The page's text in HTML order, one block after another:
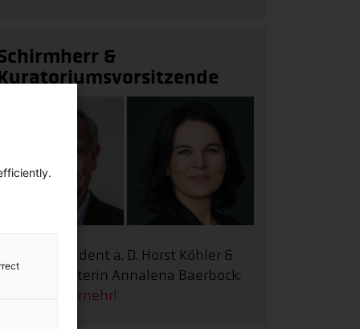
&
Bundespräsident a. D. Horst Köhler &
Außenministerin Annalena Baerbock:
Erfahren Sie mehr!